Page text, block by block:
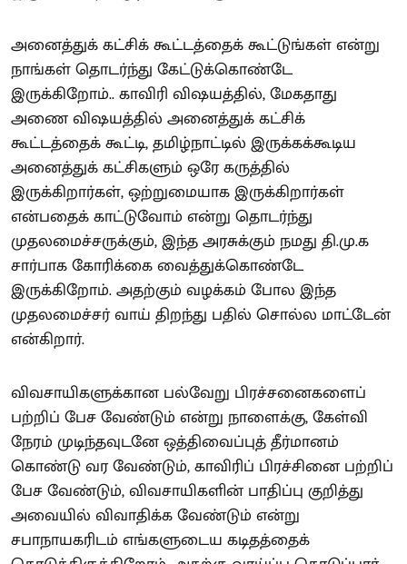
அனைத்துக் கட்சிக் கூட்டத்தைக் கூட்டுங்கள் என்று
நாங்கள் தொடர்ந்து கேட்டுக்கொண்டே
இருக்கிறோம்.. காவிரி விஷயத்தில், மேகதாது
அணை விஷயத்தில் அனைத்துக் கட்சிக்
கூட்டத்தைக் கூட்டி, தமிழ்நாட்டில் இருக்கக்கூடிய
அனைத்துக் கட்சிகளும் ஒரே கருத்தில்
இருக்கிறார்கள், ஒற்றுமையாக இருக்கிறார்கள்
என்பதைக் காட்டுவோம் என்று தொடர்ந்து
முதலமைச்சருக்கும், இந்த அரசுக்கும் நமது தி.மு.க
சார்பாக கோரிக்கை வைத்துக்கொண்டே
இருக்கிறோம். அதற்கும் வழக்கம் போல இந்த
முதலமைச்சர் வாய் திறந்து பதில் சொல்ல மாட்டேன்
என்கிறார்.
விவசாயிகளுக்கான பல்வேறு பிரச்சனைகளைப்
பற்றிப் பேச வேண்டும் என்று நாளைக்கு, கேள்வி
நேரம் முடிந்தவுடனே ஒத்திவைப்புத் தீர்மானம்
கொண்டு வர வேண்டும், காவிரிப் பிரச்சினை பற்றிப்
பேச வேண்டும், விவசாயிகளின் பாதிப்பு குறித்து
அவையில் விவாதிக்க வேண்டும் என்று
சபாநாயகரிடம் எங்களுடைய கடிதத்தைக்